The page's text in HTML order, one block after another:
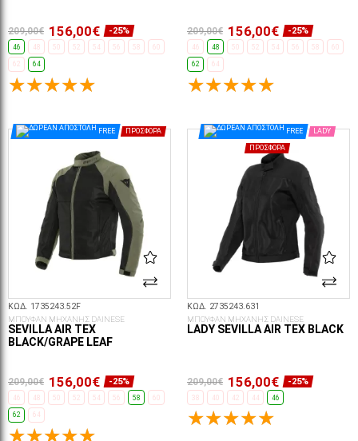
209,00€ 156,00€ -25%
46 48 50 52 54 56 58 60
62 64
209,00€ 156,00€ -25%
46 48 50 52 54 56 58 60
62 64
FREE ΠΡΟΣΦΟΡΆ
ΚΩΔ. 1735243.52F
ΜΠΟΥΦΑΝ ΜΗΧΑΝΗΣ DAINESE
SEVILLA AIR TEX
BLACK/GRAPE LEAF
209,00€ 156,00€ -25%
46 48 50 52 54 56 58 60
62 64
FREE LADY
ΠΡΟΣΦΟΡΆ
ΚΩΔ. 2735243.631
ΜΠΟΥΦΑΝ ΜΗΧΑΝΗΣ DAINESE
LADY SEVILLA AIR TEX BLACK
209,00€ 156,00€ -25%
38 40 42 44 46